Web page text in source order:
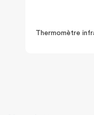
Thermomètre